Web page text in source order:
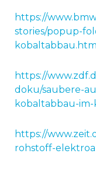
https://
stories/popup-
kobaltabbau.html
https://
doku/saubere-
kobaltabbau-im-
https://
rohstoff-